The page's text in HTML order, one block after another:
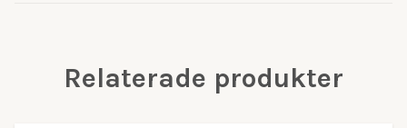
Relaterade produkter